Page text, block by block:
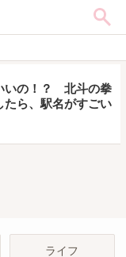
いの！？ 北斗の拳
たら、駅名がすごい
ライフ